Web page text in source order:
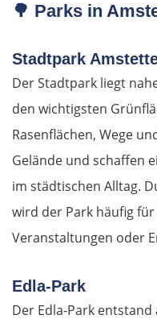
🌳 Parks in
Stadtpark
Der Stadtpark liegt
den wichtigsten
Rasenflächen, Wege
Gelände und schaffen
im städtischen Alltag.
wird der Park häufig für
Veranstaltungen oder
Edla-Park
Der Edla-Park